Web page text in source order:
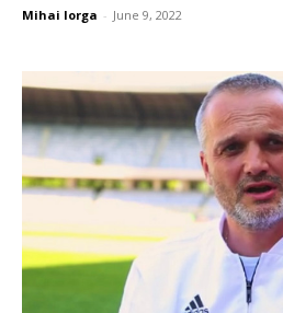
Mihai Iorga - June 9, 2022